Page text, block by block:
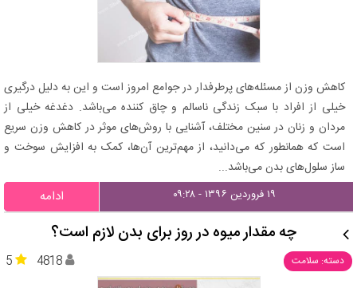
کاهش وزن از مسئله‌های پرطرفدار در جوامع امروز است و این به دلیل درگیری
خیلی از افراد با سبک زندگی ناسالم و چاق کننده می‌باشد. دغدغه خیلی از
مردان و زنان در سنین مختلف، آشنایی با روش‌های موثر در کاهش وزن سریع
است که همانطور که می‌دانید، از مهم‌ترین آن‌ها، کمک به افزایش سوخت و
ساز سلول‌های بدن می‌باشد...
۱۹ فروردین ۱۳۹۶ - ۰۹:۲۸ ادامه
چه مقدار میوه در روز برای بدن لازم است؟
دسته: سلامت 5 4818